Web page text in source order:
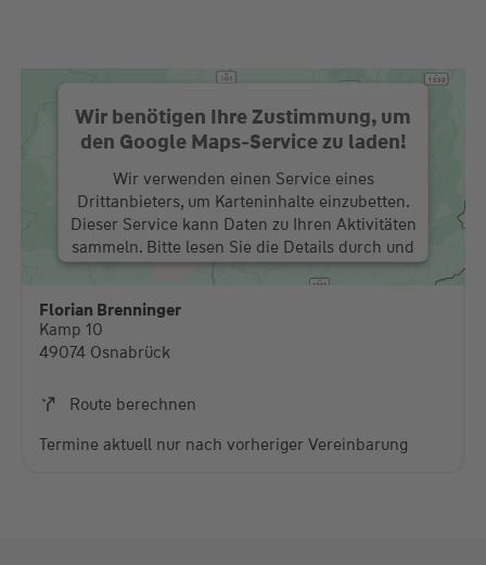
Wir benötigen Ihre Zustimmung, um
den Google Maps-Service zu laden!
Wir verwenden einen Service eines
Drittanbieters, um Karteninhalte einzubetten.
Dieser Service kann Daten zu Ihren Aktivitäten
sammeln. Bitte lesen Sie die Details durch und
stimmen Sie der Nutzung des Service zu, um
diese Karte anzuzeigen.
Platform
Florian Brenninger
Kamp 10
49074 Osnabrück
Route berechnen
Termine aktuell nur nach vorheriger Vereinbarung